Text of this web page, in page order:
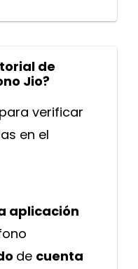
de
Jio?
verificar
en el
aplicación
de cuenta